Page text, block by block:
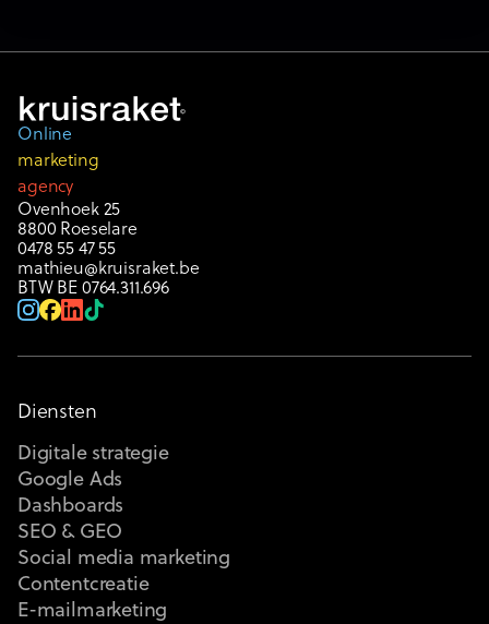
Online
marketing
agency
Ovenhoek 25
8800 Roeselare
0478 55 47 55
mathieu@kruisraket.be
BTW BE 0764.311.696
Diensten
Digitale strategie
Google Ads
Dashboards
SEO & GEO
Social media marketing
Contentcreatie
E-mailmarketing